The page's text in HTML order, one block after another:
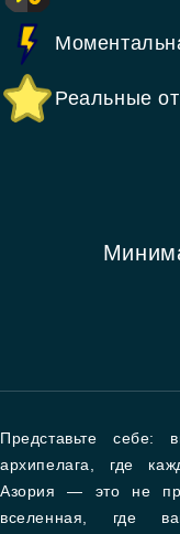
Реальные
Представьте себе:
архипелага, где
Азория — это не
вселенная, где